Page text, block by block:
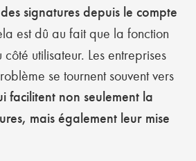
signatures depuis le compte
est dû au fait que la fonction
utilisateur. Les entreprises
se tournent souvent vers
facilitent non seulement la
mais également leur mise